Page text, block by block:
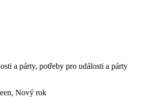
a párty, potřeby pro události a párty
Nový rok